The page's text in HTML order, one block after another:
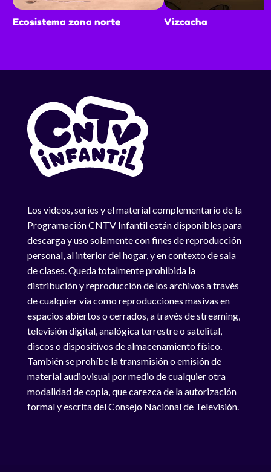
Ecosistema zona norte Vizcacha
Los videos, series y el material complementario de la
Programación CNTV Infantil están disponibles para
descarga y uso solamente con fines de reproducción
personal, al interior del hogar, y en contexto de sala
de clases. Queda totalmente prohibida la
distribución y reproducción de los archivos a través
de cualquier vía como reproducciones masivas en
espacios abiertos o cerrados, a través de streaming,
televisión digital, analógica terrestre o satelital,
discos o dispositivos de almacenamiento físico.
También se prohíbe la transmisión o emisión de
material audiovisual por medio de cualquier otra
modalidad de copia, que carezca de la autorización
formal y escrita del Consejo Nacional de Televisión.